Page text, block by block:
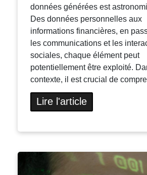
données générées est
Des données personnelles aux
informations financières, en
les communications et les
sociales, chaque élément peut
potentiellement être exploité.
contexte, il est crucial de
Lire l'article